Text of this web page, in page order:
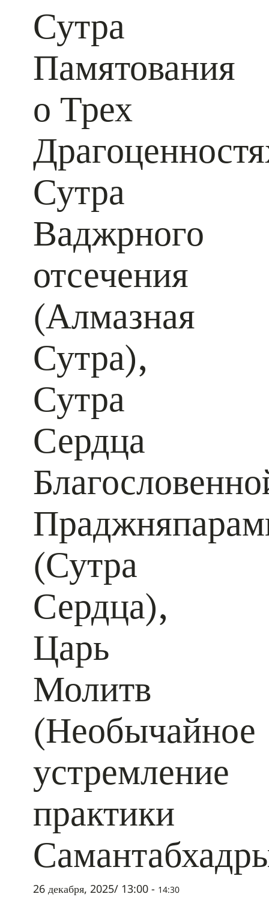
Сутра
Памятования
о Трех
Сутра
Ваджрного
отсечения
(Алмазная
Сутра),
Сутра
Сердца
(Сутра
Сердца),
Царь
Молитв
(Необычайное
устремление
практики
26 декабря, 2025/ 13:00 - 14:30